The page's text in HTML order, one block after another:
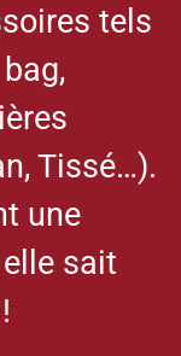
tels
Tissé…).
une
sait